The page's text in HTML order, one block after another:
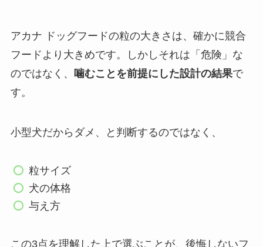
アカナ ドッグフードの粒の大きさは、確かに競合
フードより大きめです。しかしそれは「危険」な
のではなく、
噛むことを前提にした設計の結果で
す。
小型犬だからダメ、と判断するのではなく、
粒サイズ
犬の体格
与え方
この3点を理解した上で選ぶことが、後悔しないフ